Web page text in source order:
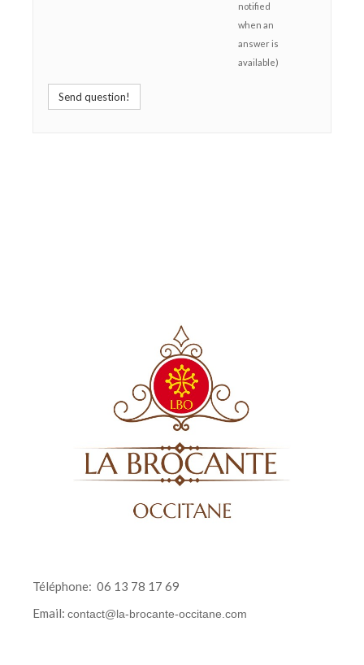
notified
when an
answer is
available)
Send question!
Téléphone: 06 13 78 17 69
Email: contact@la-brocante-occitane.com